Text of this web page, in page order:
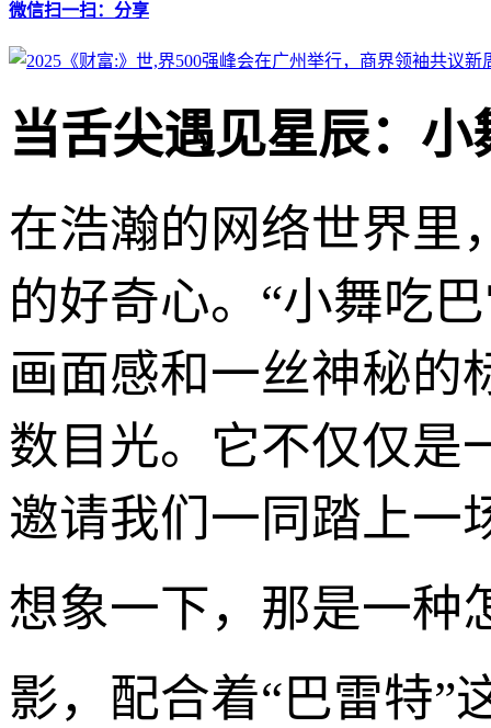
微信扫一扫：分享
当舌尖遇见星辰：
在浩瀚的网络世界里
的好奇心。“小舞吃
画面感和一丝神秘的
数目光。它不仅仅是
邀请我们一同踏上一
想象一下，那是一种
影，配合着“巴雷特”